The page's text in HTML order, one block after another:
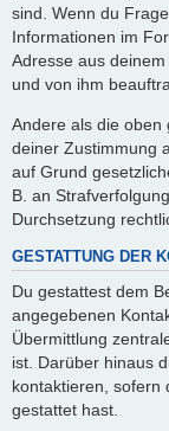
sind. Wenn du
Informationen im
Adresse aus
und von ihm
Andere als die oben
deiner Zustimmung
auf Grund
B. an
Durchsetzung
GESTATTUNG DER
Du gestattest dem
angegebenen
Übermittlung
ist. Darüber hinaus
kontaktieren, sofern
gestattet hast.